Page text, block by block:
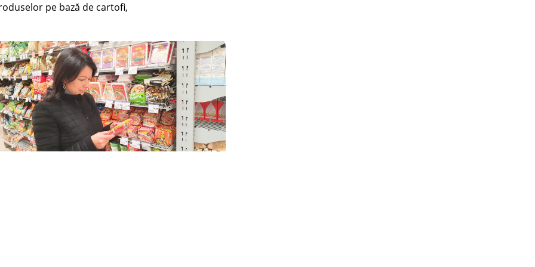
pe bază de cartofi,